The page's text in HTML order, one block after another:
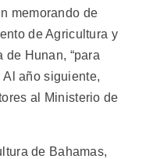
memorando de
de Agricultura y
Hunan, “para
año siguiente,
al Ministerio de
de Bahamas,